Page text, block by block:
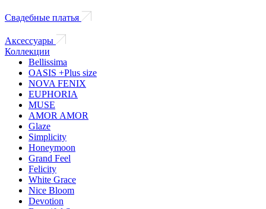
Свадебные платья
Аксессуары
Коллекции
Bellissima
OASIS +Plus size
NOVA FENIX
EUPHORIA
MUSE
AMOR AMOR
Glaze
Simplicity
Honeymoon
Grand Feel
Felicity
White Grace
Nice Bloom
Devotion